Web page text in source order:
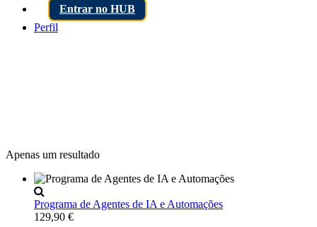
Entrar no HUB
Perfil
Apenas um resultado
Programa de Agentes de IA e Automações
129,90 €